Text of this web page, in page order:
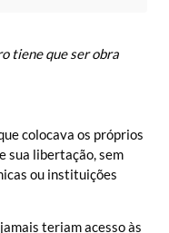
tiene que ser obra
colocava os próprios
sua libertação, sem
ou instituições
teriam acesso às